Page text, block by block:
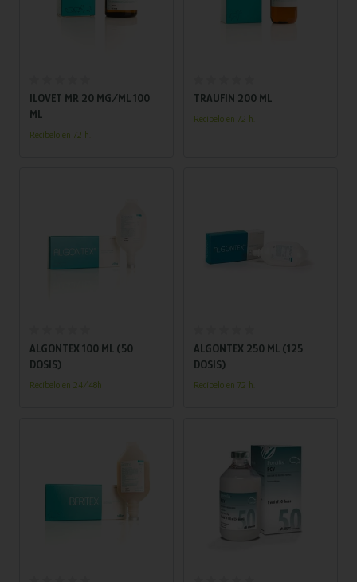
ILOVET MR 20 MG/ML 100
ML
Recíbelo en 72 h.
TRAUFIN 200 ML
Recíbelo en 72 h.
ALGONTEX 100 ML (50
DOSIS)
Recíbelo en 24/48h
ALGONTEX 250 ML (125
DOSIS)
Recíbelo en 72 h.